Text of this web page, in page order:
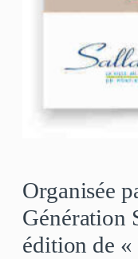
Organisée
Génération
édition de «